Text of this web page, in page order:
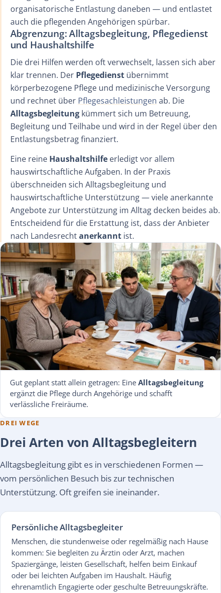
organisatorische Entlastung daneben — und entlastet
auch die pflegenden Angehörigen spürbar.
Abgrenzung: Alltagsbegleitung, Pflegedienst
und Haushaltshilfe
Die drei Hilfen werden oft verwechselt, lassen sich aber
klar trennen. Der Pflegedienstübernimmt
körperbezogene Pflege und medizinische Versorgung
und rechnet über Pflegesachleistungen ab. Die
Alltagsbegleitungkümmert sich um Betreuung,
Begleitung und Teilhabe und wird in der Regel über den
Entlastungsbetrag finanziert.
Eine reine Haushaltshilfeerledigt vor allem
hauswirtschaftliche Aufgaben. In der Praxis
überschneiden sich Alltagsbegleitung und
hauswirtschaftliche Unterstützung — viele anerkannte
Angebote zur Unterstützung im Alltag decken beides ab.
Entscheidend für die Erstattung ist, dass der Anbieter
nach Landesrechtanerkanntist.
Gut geplant statt allein getragen: EineAlltagsbegleitung
ergänzt die Pflege durch Angehörige und schafft
verlässliche Freiräume.
DREI WEGE
Drei Arten von Alltagsbegleitern
Alltagsbegleitung gibt es in verschiedenen Formen —
vom persönlichen Besuch bis zur technischen
Unterstützung. Oft greifen sie ineinander.
Persönliche Alltagsbegleiter
Menschen, die stundenweise oder regelmäßig nach Hause
kommen: Sie begleiten zu Ärztin oder Arzt, machen
Spaziergänge, leisten Gesellschaft, helfen beim Einkauf
oder bei leichten Aufgaben im Haushalt. Häufig
ehrenamtlich Engagierte oder geschulte Betreuungskräfte.